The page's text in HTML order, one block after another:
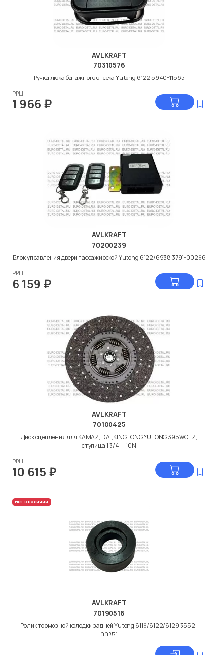
AVLKRAFT
70310576
Ручка люка багажного отсека Yutong 6122 5940-11565
РРЦ
1 966 ₽
AVLKRAFT
70200239
Блок управления двери пассажирской Yutong 6122/6938 3791-00266
РРЦ
6 159 ₽
AVLKRAFT
70100425
Диск сцепления для KAMAZ, DAF,KING LONG,YUTONG 395WGTZ;
ступица 1,3/4" - 10N
РРЦ
10 615 ₽
Нет в наличии
AVLKRAFT
70190516
Ролик тормозной колодки задней Yutong 6119/6122/6129 3552-
00851